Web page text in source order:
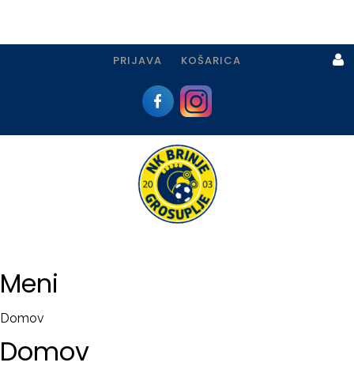
PRIJAVA KOŠARICA
Meni
Domov
Domov
Prijava
Registracija